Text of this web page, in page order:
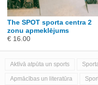
The SPOT sporta centra 2
zonu apmeklējums
€ 16.00
Aktīvā atpūta un sports
Apmācības un literatūra